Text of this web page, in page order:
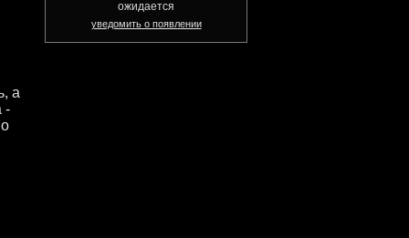
а
-
ожидается
уведомить о появлении